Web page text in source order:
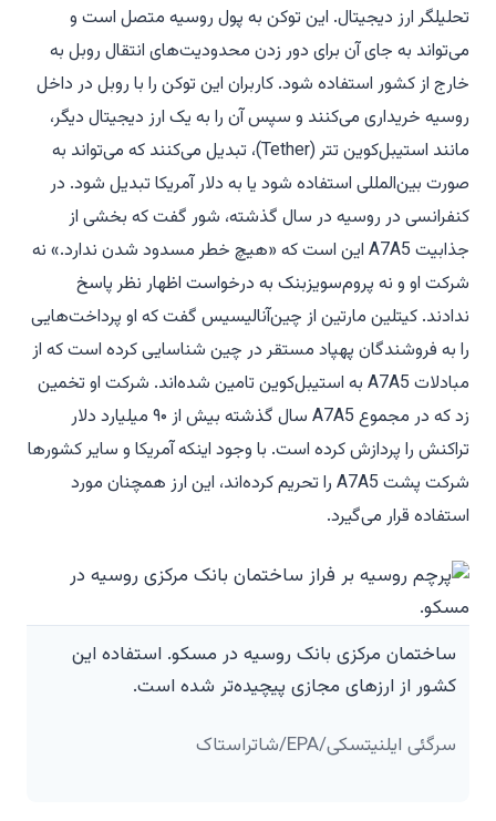
تحلیلگر ارز دیجیتال. این توکن به پول روسیه متصل است و
می‌تواند به جای آن برای دور زدن محدودیت‌های انتقال روبل به
خارج از کشور استفاده شود. کاربران این توکن را با روبل در داخل
روسیه خریداری می‌کنند و سپس آن را به یک ارز دیجیتال دیگر،
مانند استیبل‌کوین تتر (Tether)، تبدیل می‌کنند که می‌تواند به
صورت بین‌المللی استفاده شود یا به دلار آمریکا تبدیل شود. در
کنفرانسی در روسیه در سال گذشته، شور گفت که بخشی از
جذابیت A7A5 این است که «هیچ خطر مسدود شدن ندارد.» نه
شرکت او و نه پروم‌سویزبنک به درخواست اظهار نظر پاسخ
ندادند. کیتلین مارتین از چین‌آنالیسیس گفت که او پرداخت‌هایی
را به فروشندگان پهپاد مستقر در چین شناسایی کرده است که از
مبادلات A7A5 به استیبل‌کوین تامین شده‌اند. شرکت او تخمین
زد که در مجموع A7A5 سال گذشته بیش از ۹۰ میلیارد دلار
تراکنش را پردازش کرده است. با وجود اینکه آمریکا و سایر کشورها
شرکت پشت A7A5 را تحریم کرده‌اند، این ارز همچنان مورد
استفاده قرار می‌گیرد.
ساختمان مرکزی بانک روسیه در مسکو. استفاده این
کشور از ارزهای مجازی پیچیده‌تر شده است.
سرگئی ایلنیتسکی/EPA/شاتراستاک